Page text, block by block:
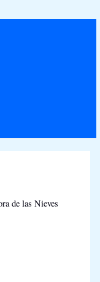
de las Nieves